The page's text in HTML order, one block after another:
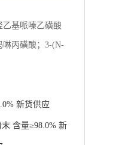
至类白色粉末 纯